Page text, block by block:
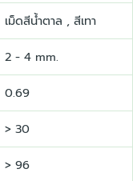
เม็ดสีน้ำตาล , สีเทา
2 - 4 mm.
0.69
> 30
> 96